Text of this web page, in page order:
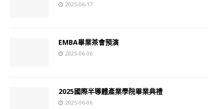
2025-06-17
EMBA畢業茶會預演
2025-06-06
2025國際半導體產業學院畢業典禮
2025-06-06